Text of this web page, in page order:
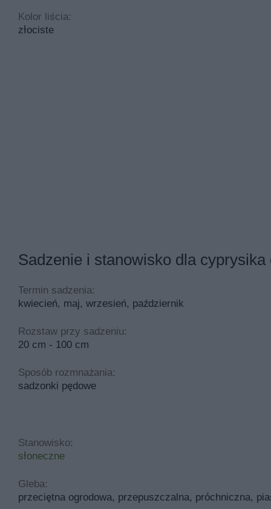
Kolor liścia:
złociste
Sadzenie i stanowisko dla
Termin sadzenia:
kwiecień, maj, wrzesień, październik
Rozstaw przy sadzeniu:
20 cm - 100 cm
Sposób rozmnażania:
sadzonki pędowe
Stanowisko:
słoneczne
Gleba:
przeciętna ogrodowa, przepuszczalna, próchniczna,